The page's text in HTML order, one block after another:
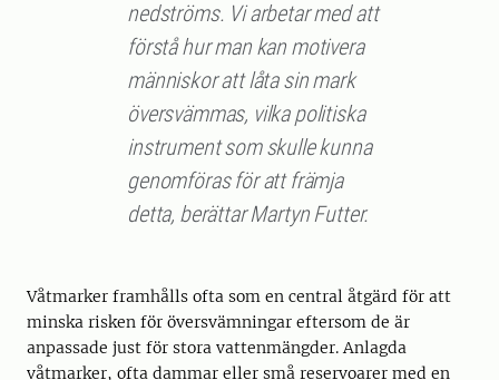
nedströms. Vi arbetar med att
förstå hur man kan motivera
människor att låta sin mark
översvämmas, vilka politiska
instrument som skulle kunna
genomföras för att främja
detta, berättar Martyn Futter.
Våtmarker framhålls ofta som en central åtgärd för att
minska risken för översvämningar eftersom de är
anpassade just för stora vattenmängder. Anlagda
våtmarker, ofta dammar eller små reservoarer med en